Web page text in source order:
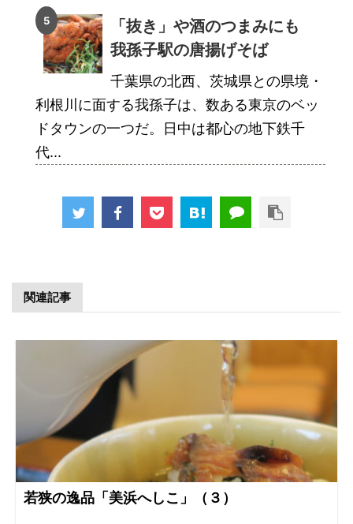
「抜き」や酒のつまみにも
我孫子駅の唐揚げそば
千葉県の北西、茨城県との県境・
利根川に面する我孫子は、数ある東京のベッ
ドタウンの一つだ。日中は都心の地下鉄千
代...
関連記事
若狭の逸品「美浜へしこ」（３）